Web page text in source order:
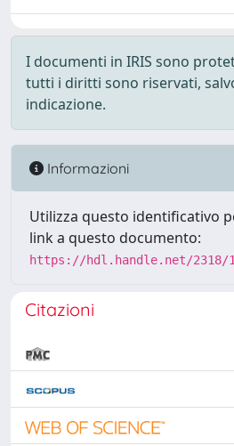
I documenti in IRIS sono
tutti i diritti sono riservati,
indicazione.
Informazioni
Utilizza questo identificativo
link a questo documento:
https://hdl.handle.net/2318/
Citazioni